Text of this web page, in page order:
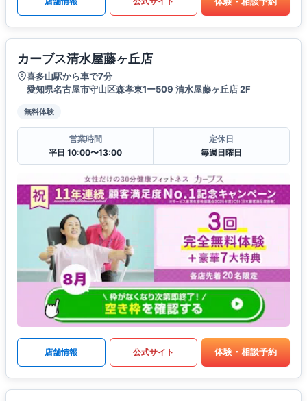
カーブス清水屋藤ヶ丘店
喜多山駅から車で7分
愛知県名古屋市守山区森孝東1ー509 清水屋藤ヶ丘店 2F
無料体験
営業時間
平日 10:00〜13:00
定休日
毎週日曜日
店舗情報 公式サイト 体験・相談予約